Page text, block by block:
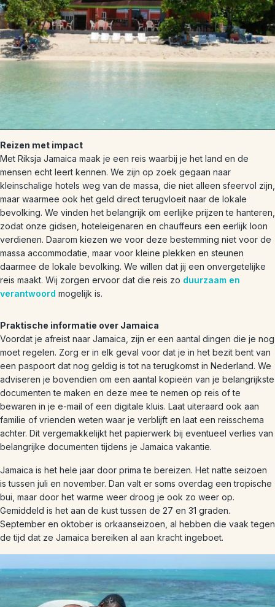
Reizen met impact
Met Riksja Jamaica maak je een reis waarbij je het land en de
mensen echt leert kennen. We zijn op zoek gegaan naar
kleinschalige hotels weg van de massa, die niet alleen sfeervol zijn,
maar waarmee ook het geld direct terugvloeit naar de lokale
bevolking. We vinden het belangrijk om eerlijke prijzen te hanteren,
zodat onze gidsen, hoteleigenaren en chauffeurs een eerlijk loon
verdienen. Daarom kiezen we voor deze bestemming niet voor de
massa accommodatie, maar voor kleine plekken en steunen
daarmee de lokale bevolking. We willen dat jij een onvergetelijke
reis maakt. Wij zorgen ervoor dat die reis zo duurzaam en
verantwoord mogelijk is.
Praktische informatie over Jamaica
Voordat je afreist naar Jamaica, zijn er een aantal dingen die je nog
moet regelen. Zorg er in elk geval voor dat je in het bezit bent van
een paspoort dat nog geldig is tot na terugkomst in Nederland. We
adviseren je bovendien om een aantal kopieën van je belangrijkste
documenten te maken en deze mee te nemen op reis of te
bewaren in je e-mail of een digitale kluis. Laat uiteraard ook aan
familie of vrienden weten waar je verblijft en laat een reisschema
achter. Dit vergemakkelijkt het papierwerk bij eventueel verlies van
belangrijke documenten tijdens je Jamaica vakantie.
Jamaica is het hele jaar door prima te bereizen. Het natte seizoen
is tussen juli en november. Dan valt er soms overdag een tropische
bui, maar door het warme weer droog je ook zo weer op.
Gemiddeld is het aan de kust tussen de 27 en 31 graden.
September en oktober is orkaanseizoen, al hebben die vaak tegen
de tijd dat ze Jamaica bereiken al aan kracht ingeboet.